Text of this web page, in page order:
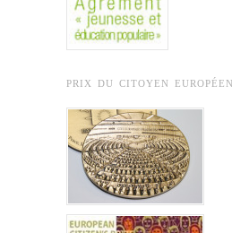
PRIX DU CITOYEN EUROPÉEN